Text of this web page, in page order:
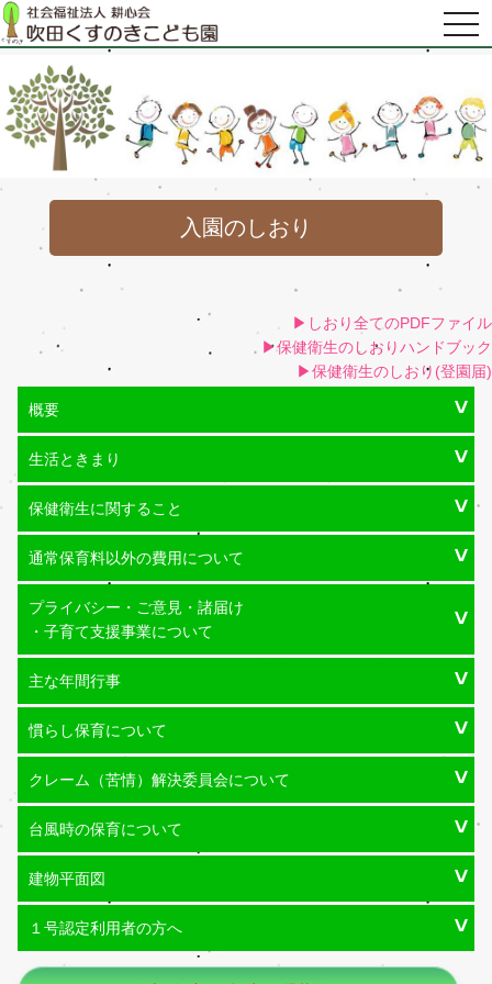
入園のしおり
▶しおり全てのPDFファイル
▶保健衛生のしおりハンドブック
▶保健衛生のしおり(登園届)
概要
生活ときまり
保健衛生に関すること
通常保育料以外の費用について
プライバシー・ご意見・諸届け
・子育て支援事業について
主な年間行事
慣らし保育について
クレーム（苦情）解決委員会について
台風時の保育について
建物平面図
１号認定利用者の方へ